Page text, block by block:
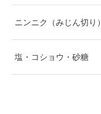
ニンニク（みじん切り）
塩・コショウ・砂糖